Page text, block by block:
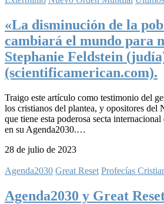
«La disminución de la
cambiará el mundo para
Stephanie Feldstein
(scientificamerican.com).
Traigo este artículo como testimonio del
los cristianos del plantea, y opositores del
que tiene esta poderosa secta
en su Agenda2030.…
28 de julio de 2023
Agenda2030 Great Reset Profecías
Agenda2030 y Great